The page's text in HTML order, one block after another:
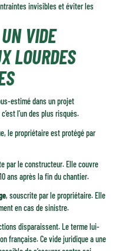
invisibles et éviter les
VIDE
LOURDES
estimé dans un projet
l’un des plus risqués.
le propriétaire est protégé par
par le constructeur. Elle couvre
ans après la fin du chantier.
, souscrite par le propriétaire. Elle
en cas de sinistre.
disparaissent. Le terme lui-
française. Ce vide juridique a une